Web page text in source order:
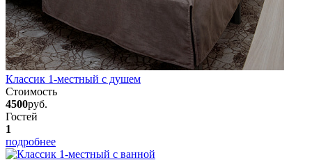
Классик 1-местный с душем
Стоимость
4500руб.
Гостей
1
подробнее